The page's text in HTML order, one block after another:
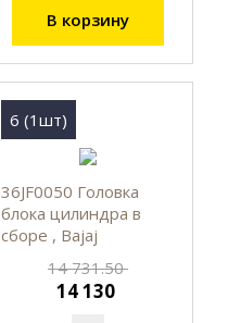
В корзину
6 (1шт)
36JF0050 Головка
блока цилиндра в
сборе , Bajaj
14 731.50
14 130